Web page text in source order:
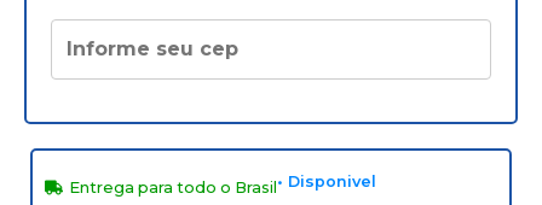
Entrega para todo o Brasil • Disponivel